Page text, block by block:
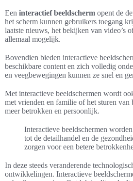
Een interactief beeldscherm opent de
het scherm kunnen gebruikers toegang
laatste nieuws, het bekijken van video’s
allemaal mogelijk.
Bovendien bieden interactieve
beschikbare content en zich volledig
en veegbewegingen kunnen ze snel en
Met interactieve beeldschermen wordt
met vrienden en familie of het sturen van
meer betrokken en persoonlijk.
Interactieve beeldschermen
tot de detailhandel en de
zorgen voor een betere
In deze steeds veranderende
ontwikkelingen. Interactieve